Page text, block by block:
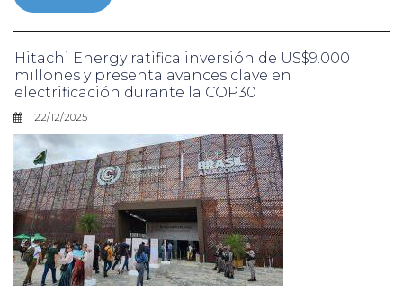
Hitachi Energy ratifica inversión de US$9.000
millones y presenta avances clave en
electrificación durante la COP30
22/12/2025